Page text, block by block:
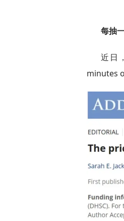
每抽
近日
minutes